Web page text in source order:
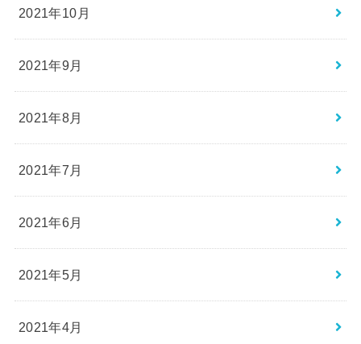
2021年10月
2021年9月
2021年8月
2021年7月
2021年6月
2021年5月
2021年4月